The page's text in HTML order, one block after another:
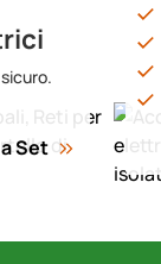
a Set